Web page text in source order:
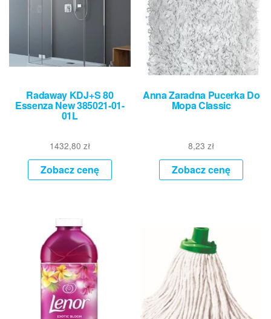
Radaway KDJ+S 80
Essenza New 385021-01-
01L
1432,80 zł
Zobacz cenę
Anna Zaradna Pucerka Do
Mopa Classic
8,23zł
Zobacz cenę